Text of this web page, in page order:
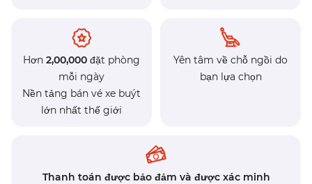
Hơn 2,00,000 đặt phòng
mỗi ngày
Nền tảng bán vé xe buýt
lớn nhất thế giới
Yên tâm về chỗ ngồi do
bạn lựa chọn
Thanh toán được bảo đảm và được xác minh